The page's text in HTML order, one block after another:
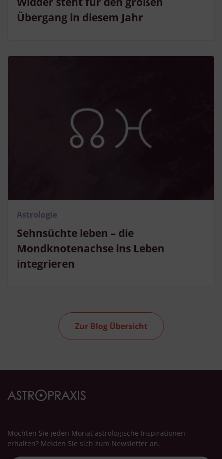
Übergang in diesem Jahr
Sehnsüchte leben – die
Mondknotenachse ins Leben
integrieren
Astrologie
Zur Blog Übersicht
Möchten Sie jeden Monat astrologische Inspirationen
erhalten? Melden Sie sich zum Newsletter an.